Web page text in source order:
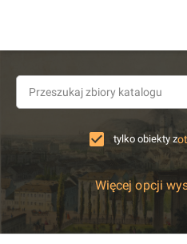
tylko obiekty z
Więcej opcji